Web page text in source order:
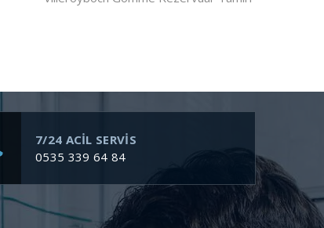
7/24 ACİL SERVİS
0535 339 64 84